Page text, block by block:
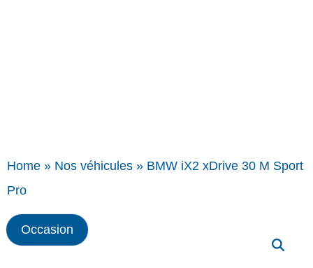
Home » Nos véhicules » BMW iX2 xDrive 30 M Sport
Pro
Occasion